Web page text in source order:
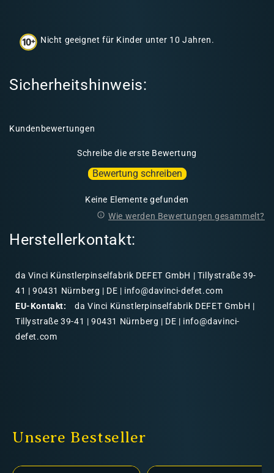
Nicht geeignet für Kinder unter 10 Jahren.
Sicherheitshinweis:
Kundenbewertungen
Schreibe die erste Bewertung
Bewertung schreiben
Keine Elemente gefunden
Wie werden Bewertungen gesammelt?
Herstellerkontakt:
da Vinci Künstlerpinselfabrik DEFET GmbH | Tillystraße 39-
41 | 90431 Nürnberg | DE | info@davinci-defet.com
EU-Kontakt:
da Vinci Künstlerpinselfabrik DEFET GmbH |
Tillystraße 39-41 | 90431 Nürnberg | DE | info@davinci-
defet.com
Unsere Bestseller